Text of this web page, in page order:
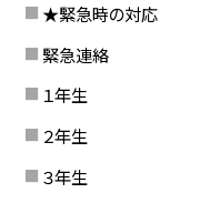
★緊急時の対応
緊急連絡
１年生
２年生
３年生